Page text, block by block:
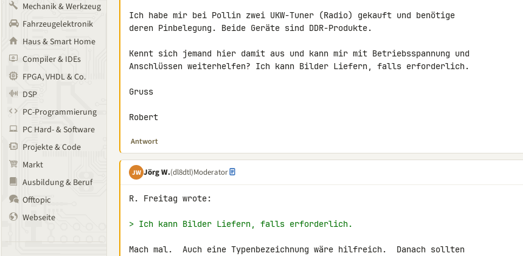
Mechanik & Werkzeug
Fahrzeugelektronik
Haus & Smart Home
Compiler & IDEs
FPGA, VHDL & Co.
DSP
PC-Programmierung
PC Hard- & Software
Projekte & Code
Markt
Ausbildung & Beruf
Offtopic
Webseite
Ich habe mir bei Pollin zwei UKW-Tuner (Radio) gekauft und benötige
deren Pinbelegung. Beide Geräte sind DDR-Produkte.
Kennt sich jemand hier damit aus und kann mir mit Betriebsspannung und
Anschlüssen weiterhelfen? Ich kann Bilder Liefern, falls erforderlich.
Gruss
Robert
Antwort
JW Jörg W.(dl8dtl)Moderator
R. Freitag wrote:
> Ich kann Bilder Liefern, falls erforderlich.
Mach mal.  Auch eine Typenbezeichnung wäre hilfreich.  Danach sollten